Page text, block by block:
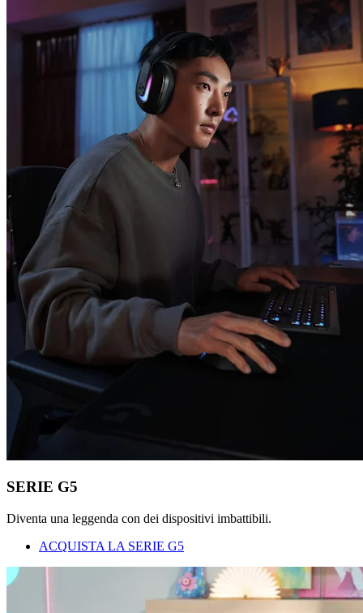
SERIE G5
Diventa una leggenda con dei dispositivi imbattibili.
ACQUISTA LA SERIE G5